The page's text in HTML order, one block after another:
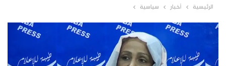
الرئيسية أخبار سياسية